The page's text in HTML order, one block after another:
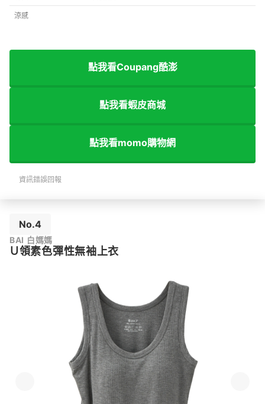
涼感
點我看Coupang酷澎
點我看蝦皮商城
點我看momo購物網
資訊錯誤回報
No.4
BAI 白媽媽
Ｕ領素色彈性無袖上衣